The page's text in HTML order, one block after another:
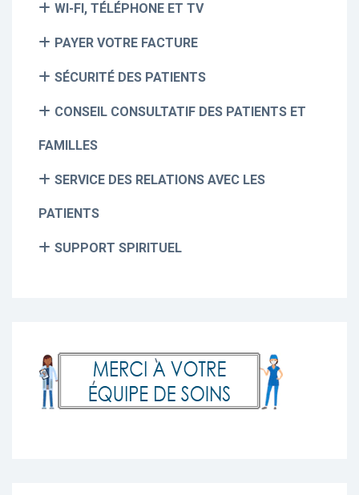
WI-FI, TÉLÉPHONE ET TV
PAYER VOTRE FACTURE
SÉCURITÉ DES PATIENTS
CONSEIL CONSULTATIF DES PATIENTS ET
FAMILLES
SERVICE DES RELATIONS AVEC LES
PATIENTS
SUPPORT SPIRITUEL